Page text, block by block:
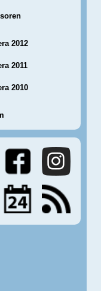
2012
2011
2010